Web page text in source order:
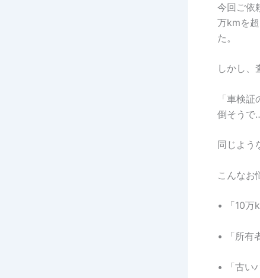
今回ご依
万kmを
た。
しかし、
「車検
倒そうで
同じよう
こんなお
• 「10万
• 「所有
• 「古い